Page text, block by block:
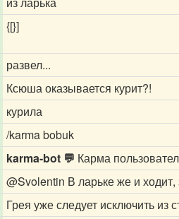
{[}]
развел...
Ксюша оказывается курит?!
курила
/karma bobuk
karma-bot 💬 Карма
@Svolentin В ларьке же и
Грея уже следует исключить из